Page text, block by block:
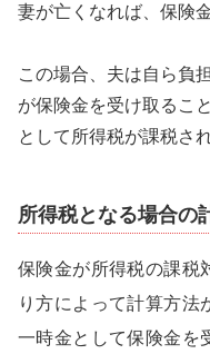
妻が亡くなれば、保険
この場合、夫は自ら負
が保険金を受け取るこ
として所得税が課税さ
所得税となる場合の
保険金が所得税の課税
り方によって計算方法
一時金として保険金を